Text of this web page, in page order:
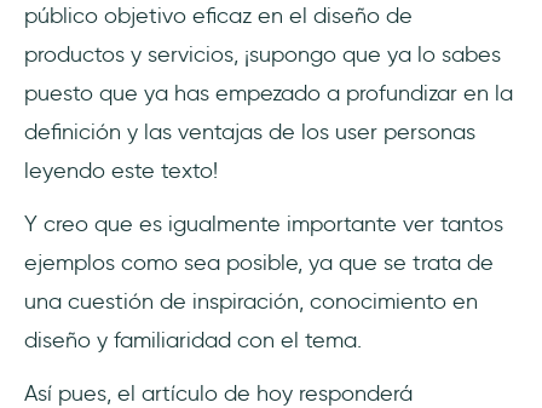
User Persona 5: Jason, Director Regional
Conclusión
Preguntas Frecuentes
¿Qué es un ejemplo de user persona?
¿Para qué se utiliza los user personas?
¿Es suficiente una persona para crear un
público objetivo eficaz en el diseño de
productos y servicios, ¡supongo que ya lo sabes
puesto que ya has empezado a profundizar en la
definición y las ventajas de los user personas
leyendo este texto!
Y creo que es igualmente importante ver tantos
ejemplos como sea posible, ya que se trata de
una cuestión de inspiración, conocimiento en
diseño y familiaridad con el tema.
Así pues, el artículo de hoy responderá